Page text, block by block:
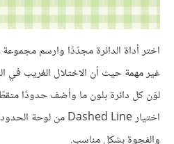
اختر أداة الدائرة مجدّدًا وارسم مجموعة
غير مهمة حيث أن الاختلال الغريب في
لوّن كل دائرة بلون ما وأضف حدودًا
والفجوة بشكل مناسب.